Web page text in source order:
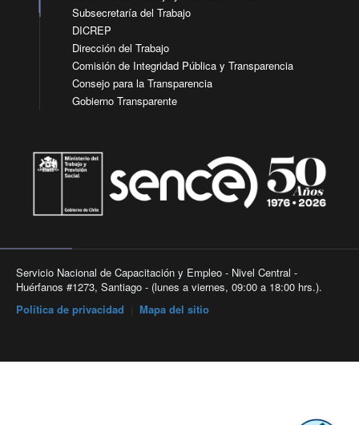
Subsecretaría del Trabajo
DICREP
Dirección del Trabajo
Comisión de Integridad Pública y Transparencia
Consejo para la Transparencia
Gobierno Transparente
Servicio Nacional de Capacitación y Empleo - Nivel Central -
Huérfanos #1273, Santiago - (lunes a viernes, 09:00 a 18:00 hrs.).
Política de privacidad
Mapa del sitio